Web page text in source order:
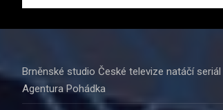
Brněnské studio České televize natáčí seriál
Agentura Pohádka